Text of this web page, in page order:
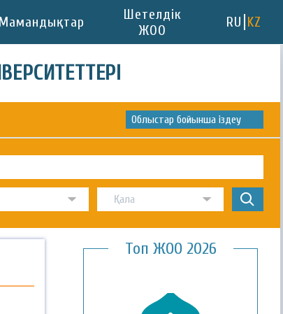
Мамандықтар
Шетелдік
ЖОО
RU KZ
Облыстар бойынша іздеу
Топ ЖОО 2026